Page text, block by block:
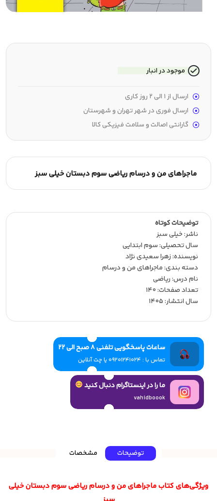
ماجراهای من و درسام ریاضی سوم دبستان خیلی سبز
توضیحات کوتاه
ناشر:‌ خیلی سبز
سال تحصیلی:‌ سوم ابتدایی
نویسنده:‌ زهرا سعیدی نژاد
دسته بندی: ماجراهای من و درسام
نام درس: ریاضی
تعداد صفحات:‌ 140
سال انتشار:‌ 1405
ساعات پاسخگویی تلفنی 8 صبح الی 22
تماس با : 09201241024 یا چت آنلاین
ما را در اینستاگرام دنبال کنید
vahidboook
موجود در انبار
ارسال از 1 الی 2 روز کاری
ارسال فوری در شهر تهران و شهرستان
گارانتی اصالت و سلامت فیزیکی کالا
توضیحات مشخصات
ویژگی‌های کتاب ماجراهای من و درسام ریاضی سوم دبستان خیلی